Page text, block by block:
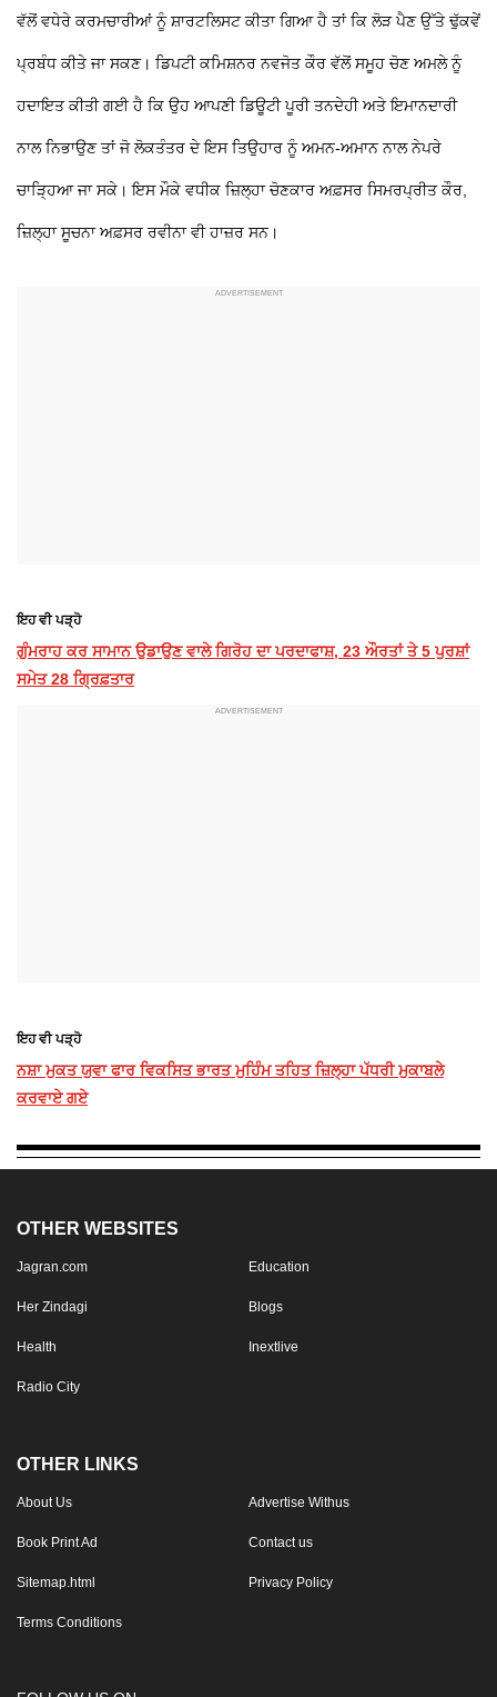
ਵੱਲੋਂ ਵਧੇਰੇ ਕਰਮਚਾਰੀਆਂ ਨੂੰ ਸ਼ਾਰਟਲਿਸਟ ਕੀਤਾ ਗਿਆ ਹੈ ਤਾਂ ਕਿ ਲੋੜ ਪੈਣ ਉੱਤੇ ਢੁੱਕਵੇਂ
ਪ੍ਰਬੰਧ ਕੀਤੇ ਜਾ ਸਕਣ। ਡਿਪਟੀ ਕਮਿਸ਼ਨਰ ਨਵਜੋਤ ਕੌਰ ਵੱਲੋਂ ਸਮੂਹ ਚੋਣ ਅਮਲੇ ਨੂੰ
ਹਦਾਇਤ ਕੀਤੀ ਗਈ ਹੈ ਕਿ ਉਹ ਆਪਣੀ ਡਿਊਟੀ ਪੂਰੀ ਤਨਦੇਹੀ ਅਤੇ ਇਮਾਨਦਾਰੀ
ਨਾਲ ਨਿਭਾਉਣ ਤਾਂ ਜੋ ਲੋਕਤੰਤਰ ਦੇ ਇਸ ਤਿਉਹਾਰ ਨੂੰ ਅਮਨ-ਅਮਾਨ ਨਾਲ ਨੇਪਰੇ
ਚਾੜ੍ਹਿਆ ਜਾ ਸਕੇ। ਇਸ ਮੌਕੇ ਵਧੀਕ ਜ਼ਿਲ੍ਹਾ ਚੋਣਕਾਰ ਅਫ਼ਸਰ ਸਿਮਰਪ੍ਰੀਤ ਕੌਰ,
ਜ਼ਿਲ੍ਹਾ ਸੂਚਨਾ ਅਫ਼ਸਰ ਰਵੀਨਾ ਵੀ ਹਾਜ਼ਰ ਸਨ।
ਇਹ ਵੀ ਪੜ੍ਹੋ
ਗੁੰਮਰਾਹ ਕਰ ਸਾਮਾਨ ਉਡਾਉਣ ਵਾਲੇ ਗਿਰੋਹ ਦਾ ਪਰਦਾਫਾਸ਼, 23 ਔਰਤਾਂ ਤੇ 5 ਪੁਰਸ਼ਾਂ
ਸਮੇਤ 28 ਗ੍ਰਿਫ਼ਤਾਰ
ਇਹ ਵੀ ਪੜ੍ਹੋ
ਨਸ਼ਾ ਮੁਕਤ ਯੁਵਾ ਫਾਰ ਵਿਕਸਿਤ ਭਾਰਤ ਮੁਹਿੰਮ ਤਹਿਤ ਜ਼ਿਲ੍ਹਾ ਪੱਧਰੀ ਮੁਕਾਬਲੇ
ਕਰਵਾਏ ਗਏ
OTHER WEBSITES
Jagran.com Education
Her Zindagi Blogs
Health Inextlive
Radio City
OTHER LINKS
About Us Advertise Withus
Book Print Ad Contact us
Sitemap.html Privacy Policy
Terms Conditions